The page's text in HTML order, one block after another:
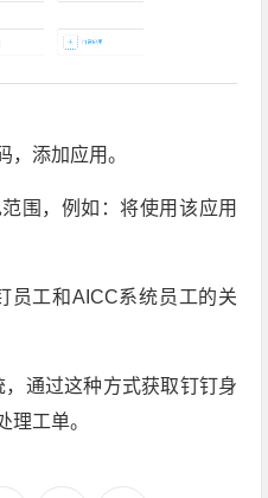
，添加应用。
围，例如：将使用该应用
员工和AICC系统员工的关
通过这种方式获取钉钉身
理工单。